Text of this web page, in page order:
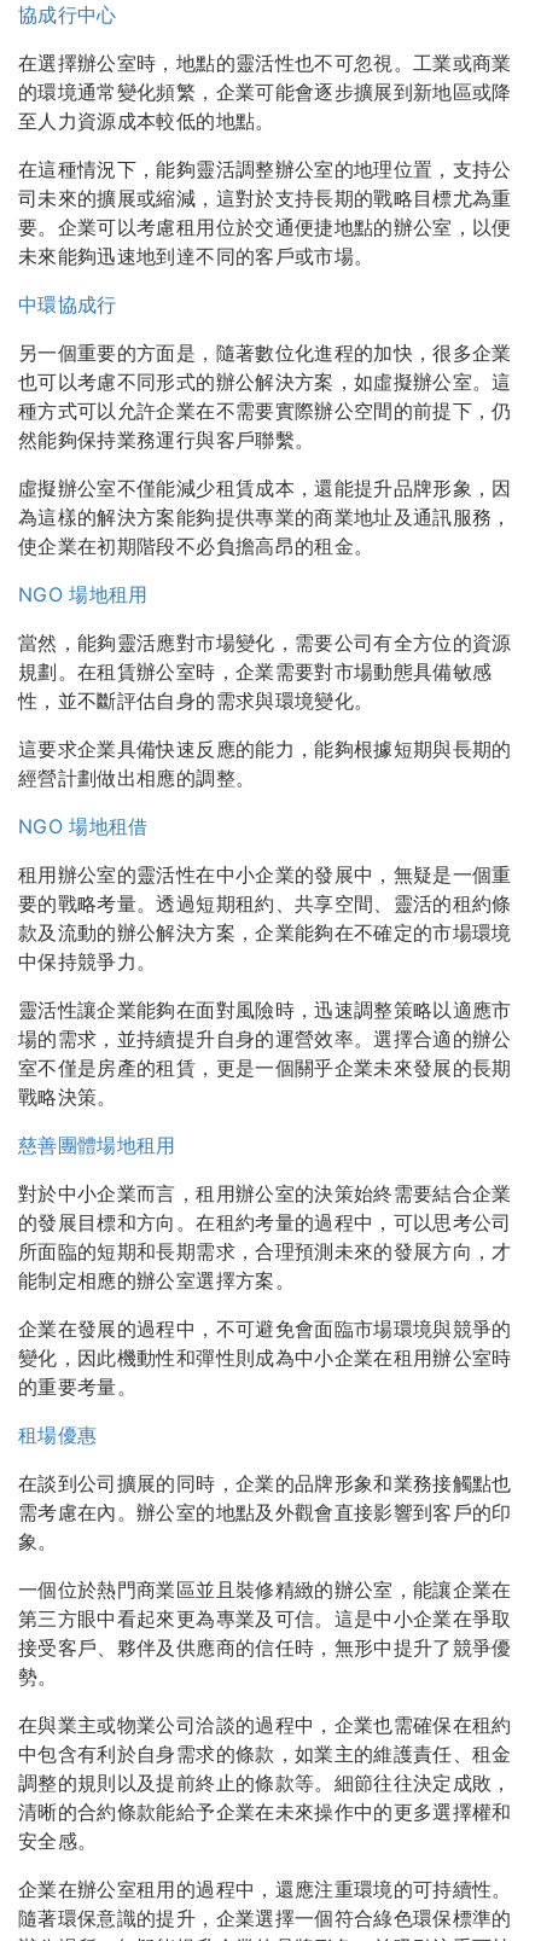
協成行中心
在選擇辦公室時，地點的靈活性也不可忽視。工業或商業
的環境通常變化頻繁，企業可能會逐步擴展到新地區或降
至人力資源成本較低的地點。
在這種情況下，能夠靈活調整辦公室的地理位置，支持公
司未來的擴展或縮減，這對於支持長期的戰略目標尤為重
要。企業可以考慮租用位於交通便捷地點的辦公室，以便
未來能夠迅速地到達不同的客戶或市場。
中環協成行
另一個重要的方面是，隨著數位化進程的加快，很多企業
也可以考慮不同形式的辦公解決方案，如虛擬辦公室。這
種方式可以允許企業在不需要實際辦公空間的前提下，仍
然能夠保持業務運行與客戶聯繫。
虛擬辦公室不僅能減少租賃成本，還能提升品牌形象，因
為這樣的解決方案能夠提供專業的商業地址及通訊服務，
使企業在初期階段不必負擔高昂的租金。
NGO 場地租用
當然，能夠靈活應對市場變化，需要公司有全方位的資源
規劃。在租賃辦公室時，企業需要對市場動態具備敏感
性，並不斷評估自身的需求與環境變化。
這要求企業具備快速反應的能力，能夠根據短期與長期的
經營計劃做出相應的調整。
NGO 場地租借
租用辦公室的靈活性在中小企業的發展中，無疑是一個重
要的戰略考量。透過短期租約、共享空間、靈活的租約條
款及流動的辦公解決方案，企業能夠在不確定的市場環境
中保持競爭力。
靈活性讓企業能夠在面對風險時，迅速調整策略以適應市
場的需求，並持續提升自身的運營效率。選擇合適的辦公
室不僅是房產的租賃，更是一個關乎企業未來發展的長期
戰略決策。
慈善團體場地租用
對於中小企業而言，租用辦公室的決策始終需要結合企業
的發展目標和方向。在租約考量的過程中，可以思考公司
所面臨的短期和長期需求，合理預測未來的發展方向，才
能制定相應的辦公室選擇方案。
企業在發展的過程中，不可避免會面臨市場環境與競爭的
變化，因此機動性和彈性則成為中小企業在租用辦公室時
的重要考量。
租場優惠
在談到公司擴展的同時，企業的品牌形象和業務接觸點也
需考慮在內。辦公室的地點及外觀會直接影響到客戶的印
象。
一個位於熱門商業區並且裝修精緻的辦公室，能讓企業在
第三方眼中看起來更為專業及可信。這是中小企業在爭取
接受客戶、夥伴及供應商的信任時，無形中提升了競爭優
勢。
在與業主或物業公司洽談的過程中，企業也需確保在租約
中包含有利於自身需求的條款，如業主的維護責任、租金
調整的規則以及提前終止的條款等。細節往往決定成敗，
清晰的合約條款能給予企業在未來操作中的更多選擇權和
安全感。
企業在辦公室租用的過程中，還應注重環境的可持續性。
隨著環保意識的提升，企業選擇一個符合綠色環保標準的